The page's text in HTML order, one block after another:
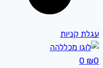
עגלת קניות
₪0
0